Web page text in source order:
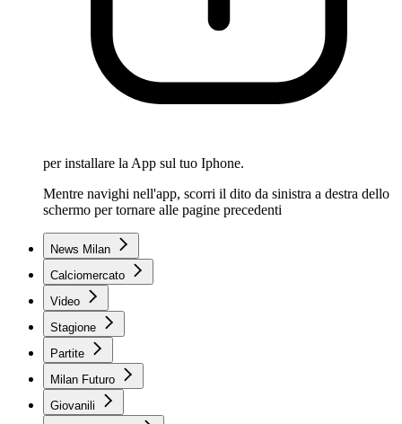
per installare la App sul tuo Iphone.
Mentre navighi nell'app, scorri il dito da sinistra a destra dello
schermo per tornare alle pagine precedenti
News Milan
Calciomercato
Video
Stagione
Partite
Milan Futuro
Giovanili